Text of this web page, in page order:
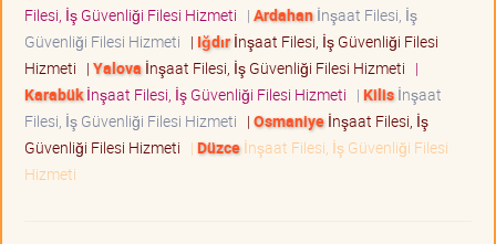
Filesi, İş Güvenliği Filesi Hizmeti | Ardahanİnşaat Filesi, İş
Güvenliği Filesi Hizmeti | Iğdırİnşaat Filesi, İş Güvenliği Filesi
Hizmeti | Yalova İnşaat Filesi, İş Güvenliği Filesi Hizmeti |
Karabükİnşaat Filesi, İş Güvenliği Filesi Hizmeti | Kilisİnşaat
Filesi, İş Güvenliği Filesi Hizmeti | Osmaniyeİnşaat Filesi, İş
Güvenliği Filesi Hizmeti | Düzceİnşaat Filesi, İş Güvenliği Filesi
Hizmeti